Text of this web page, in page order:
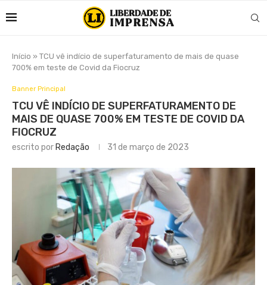
Início » TCU vê indício de superfaturamento de mais de quase
700% em teste de Covid da Fiocruz
Banner Principal
TCU VÊ INDÍCIO DE SUPERFATURAMENTO DE
MAIS DE QUASE 700% EM TESTE DE COVID DA
FIOCRUZ
escrito por Redação 31 de março de 2023